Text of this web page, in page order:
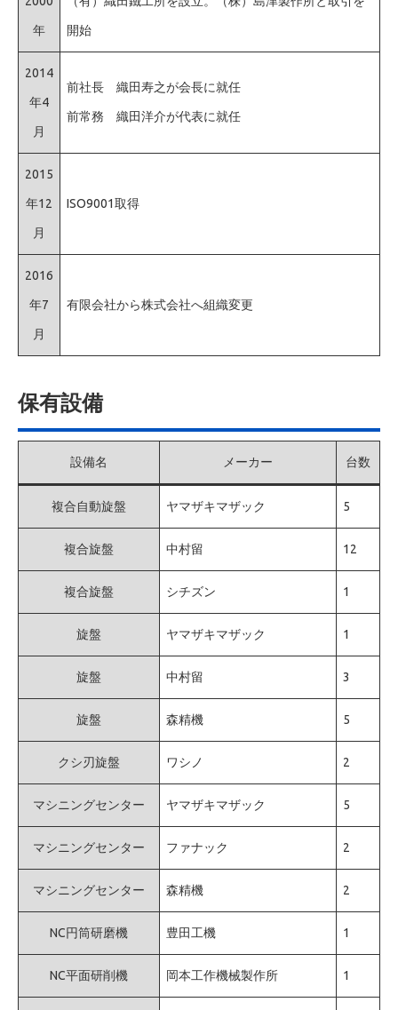
年 開始
2014
年4
月
前社長 織田寿之が会長に就任
前常務 織田洋介が代表に就任
2015
年12
月
ISO9001取得
2016
年7
月
有限会社から株式会社へ組織変更
保有設備
設備名 メーカー 台数
複合自動旋盤 ヤマザキマザック 5
複合旋盤 中村留 12
複合旋盤 シチズン 1
旋盤 ヤマザキマザック 1
旋盤 中村留 3
旋盤 森精機 5
クシ刃旋盤 ワシノ 2
マシニングセンター ヤマザキマザック 5
マシニングセンター ファナック 2
マシニングセンター 森精機 2
NC円筒研磨機 豊田工機 1
NC平面研削機 岡本工作機械製作所 1